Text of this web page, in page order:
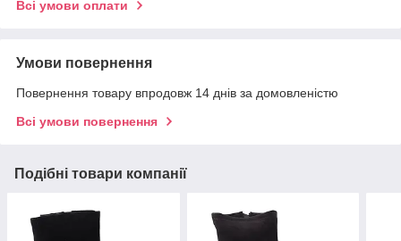
Всі умови оплати
Умови повернення
Повернення товару впродовж 14 днів за домовленістю
Всі умови повернення
Подібні товари компанії